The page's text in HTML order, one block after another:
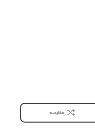
مقایسه